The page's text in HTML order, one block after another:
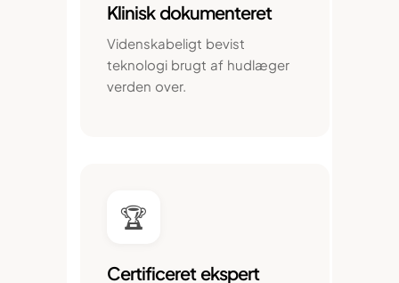
Klinisk dokumenteret
Videnskabeligt bevist
teknologi brugt af hudlæger
verden over.
🏆
Certificeret ekspert